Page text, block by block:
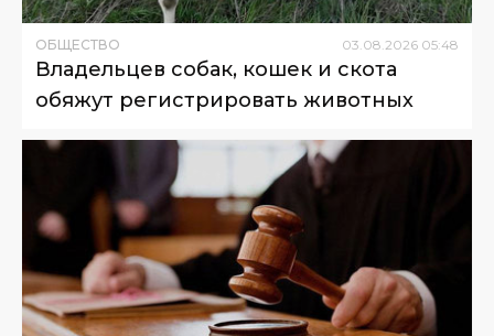
ОБЩЕСТВО 03 08 2026 05:48
Владельцев собак, кошек и скота
обяжут регистрировать животных